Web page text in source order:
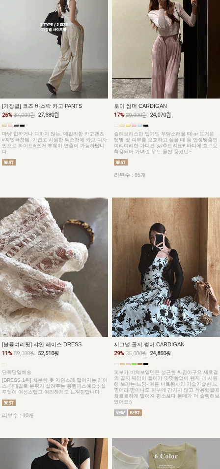
[기장별] 코즈 바스락 카고 PANTS
26% 37,000원 27,380원
마냥 힙하거나 과하지 않는, 데일리한 카고팬츠
#지인극찬템. 가볍고 시원한 텍스처에 카고 디자
인으로 와이드&조거 투웨이 연출이 가능하답니
다
토이 썸머 CARDIGAN
17% 29,000원 24,070원
슬리브리스만 입기엔 부담스러울 때 or 뜨거운
햇볕 및 피부를 보호하고 싶을 때 등 안성맞춤인
여리여리한 가디건 강/추드려요♥ 바디에 흐르듯
착용되어 가녀린 무드 물씬 풍겼던~
리뷰수 : 95개
[볼륨여리핏] 샤인 레이스 DRESS
11% 59,000원 52,510원
단독당일배송
[DRESS 1위] 차분한 듯 자연스레 떨어지는 레이
스 디테일로 분위기 살려주는 롱원피스예요:) 실
루엣이 여성스럽고 여리하게도 느껴진답니다
리뷰수 : 10개
시그널 골지 썸머 CARDIGAN
29% 35,000원 24,850원
피부가 비쳐보일만큰 성근한 짜임이구요 세로결
의 골지 짜임이 들어가 밋밋함없이 왠지 더 시원
해 보이는 느낌- 여름 니트원사의 가슬가슬한 느
낌이라 땀이나도 피부에 감기지 않고 착용했을때
차르르하게 떨어져 평소보다 몸매가 더 슬림해보
였어요:)